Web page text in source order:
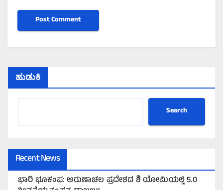
ಹುಡುಕಿ
Search
Recent News
ಭಾರಿ ಭೂಕಂಪ: ಅರುಣಾಚಲ ಪ್ರದೇಶದ ಶಿ ಯೋಮಿಯಲ್ಲಿ 5.0